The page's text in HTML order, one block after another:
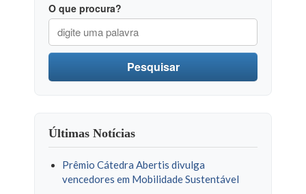
O que procura?
Pesquisar
Últimas Notícias
Prêmio Cátedra Abertis divulga
vencedores em Mobilidade Sustentável